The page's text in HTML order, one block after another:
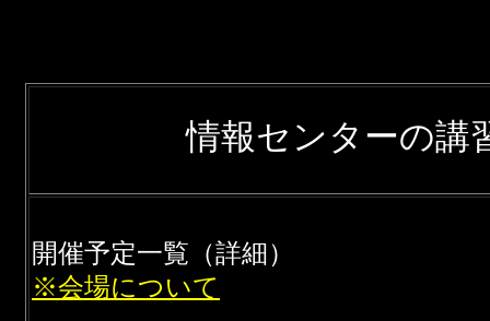
情報センターの講
開催予定一覧（詳細）
※会場について